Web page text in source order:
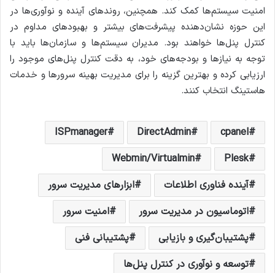
امنیت سیستم‌ها کمک کند. همچنین، روندهای آینده و نوآوری‌ها در
این حوزه نشان‌دهنده پیشرفت‌های بیشتر و بهبودهای مداوم در
کنترل پنل‌ها خواهند بود. مدیران سیستم‌ها و سازمان‌ها باید با
توجه به نیازها و بودجه‌های خود، به دقت کنترل پنل‌های موجود را
ارزیابی کرده و بهترین گزینه را برای مدیریت بهینه سرورها و خدمات
هاستینگ انتخاب کنند.
cpanel
DirectAdmin
ISPmanager
Plesk
Webmin/Virtualmin
آینده فناوری اطلاعات
ابزارهای مدیریت سرور
اتوماسیون در مدیریت سرور
امنیت سرور
پشتیبان‌گیری و بازیابی
پشتیبانی فنی
توسعه و نوآوری در کنترل پنل‌ها